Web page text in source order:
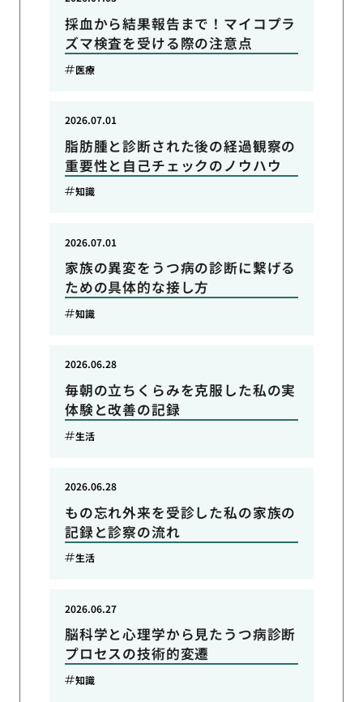
採血から結果報告まで！マイコプラ
ズマ検査を受ける際の注意点
医療
脂肪腫と診断された後の経過観察の
重要性と自己チェックのノウハウ
2026.07.01
知識
家族の異変をうつ病の診断に繋げる
ための具体的な接し方
2026.07.01
知識
毎朝の立ちくらみを克服した私の実
体験と改善の記録
2026.06.28
生活
もの忘れ外来を受診した私の家族の
記録と診察の流れ
2026.06.28
生活
脳科学と心理学から見たうつ病診断
プロセスの技術的変遷
2026.06.27
知識